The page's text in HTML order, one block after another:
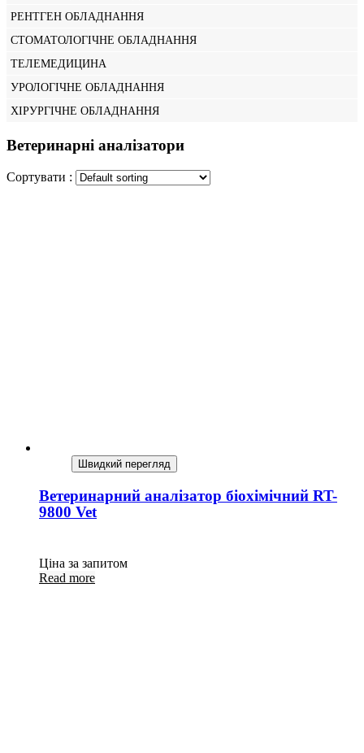
РЕНТГЕН ОБЛАДНАННЯ
СТОМАТОЛОГІЧНЕ ОБЛАДНАННЯ
ТЕЛЕМЕДИЦИНА
УРОЛОГІЧНЕ ОБЛАДНАННЯ
ХІРУРГІЧНЕ ОБЛАДНАННЯ
Ветеринарні аналізатори
Сортувати :
Швидкий перегляд
Ветеринарний аналізатор біохімічний RT-
9800 Vet
Ціна за запитом
Read more